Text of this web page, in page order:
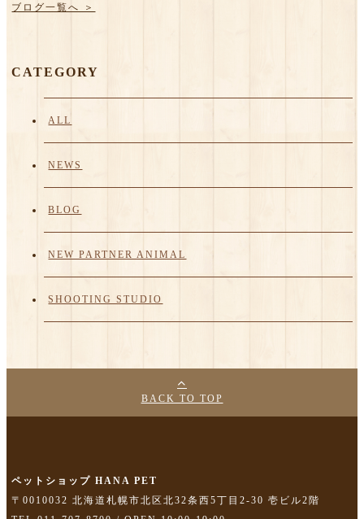
ブログ一覧へ ＞
CATEGORY
ALL
NEWS
BLOG
NEW PARTNER ANIMAL
SHOOTING STUDIO
BACK TO TOP
ペットショップ HANA PET
〒0010032 北海道札幌市北区北32条西5丁目2-30 壱ビル2階